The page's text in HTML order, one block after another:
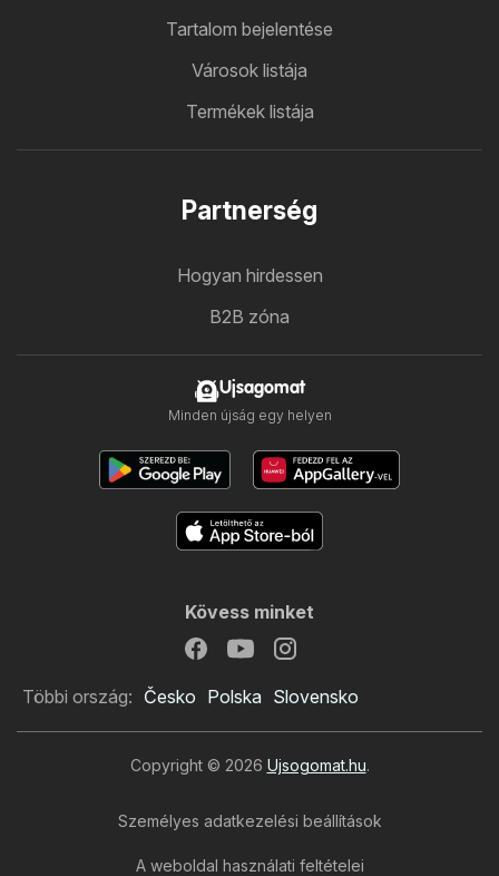
Tartalom bejelentése
Városok listája
Termékek listája
Partnerség
Hogyan hirdessen
B2B zóna
Ujsagomat
Minden újság egy helyen
Kövess minket
Többi ország: Česko Polska Slovensko
Copyright © 2026 Ujsogomat.hu.
Személyes adatkezelési beállítások
A weboldal használati feltételei